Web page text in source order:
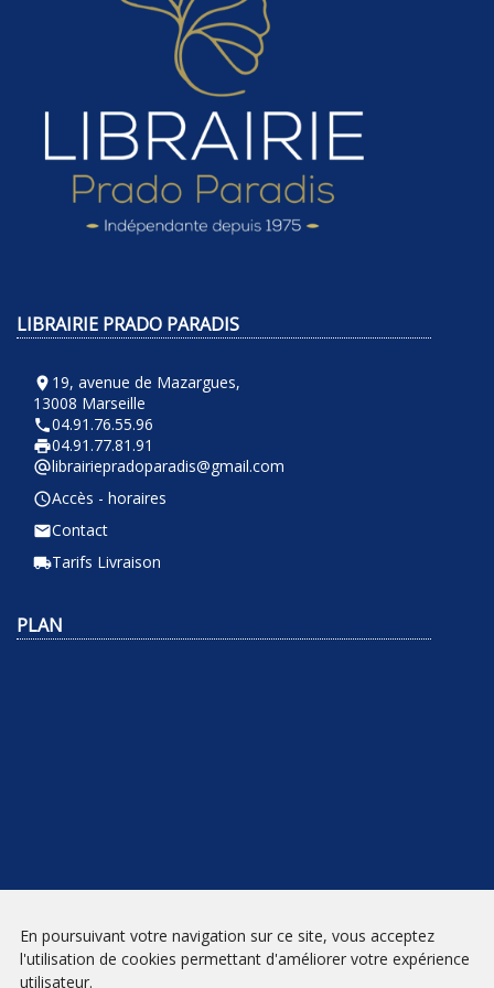
LIBRAIRIE PRADO PARADIS
room 19, avenue de Mazargues,
13008 Marseille
phone04.91.76.55.96
local_printshop04.91.77.81.91
alternate_emaillibrairiepradoparadis@gmail.com
query_builderAccès - horaires
emailContact
local_shippingTarifs Livraison
PLAN
NEWSLETTER
En poursuivant votre navigation sur ce site, vous acceptez
l'utilisation de cookies permettant d'améliorer votre expérience
utilisateur.